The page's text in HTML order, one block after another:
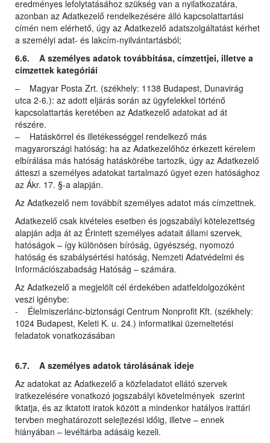
eredményes lefolytatásához szükség van a nyilatkozatára,
azonban az Adatkezelő rendelkezésére álló kapcsolattartási
címén nem elérhető, úgy az Adatkezelő adatszolgáltatást kérhet
a személyi adat- és lakcím-nyilvántartásból;
6.6. A személyes adatok továbbítása, címzettjei, illetve a
címzettek kategóriái
– Magyar Posta Zrt. (székhely: 1138 Budapest, Dunavirág
utca 2-6.): az adott eljárás során az ügyfelekkel történő
kapcsolattartás keretében az Adatkezelő adatokat ad át
részére.
– Hatáskörrel és illetékességgel rendelkező más
magyarországi hatóság: ha az Adatkezelőhöz érkezett kérelem
elbírálása más hatóság hatáskörébe tartozik, úgy az Adatkezelő
átteszi a személyes adatokat tartalmazó ügyet ezen hatósághoz
az Ákr. 17. §-a alapján.
Az Adatkezelő nem továbbít személyes adatot más címzettnek.
Adatkezelő csak kivételes esetben és jogszabályi kötelezettség
alapján adja át az Érintett személyes adatait állami szervek,
hatóságok – így különösen bíróság, ügyészség, nyomozó
hatóság és szabálysértési hatóság, Nemzeti Adatvédelmi és
Információszabadság Hatóság – számára.
Az Adatkezelő a megjelölt cél érdekében adatfeldolgozóként
veszi igénybe:
- Élelmiszerlánc-biztonsági Centrum Nonprofit Kft. (székhely:
1024 Budapest, Keleti K. u. 24.) informatikai üzemeltetési
feladatok vonatkozásában
6.7. A személyes adatok tárolásának ideje
Az adatokat az Adatkezelő a közfeladatot ellátó szervek
iratkezelésére vonatkozó jogszabályi követelmények szerint
iktatja, és az iktatott iratok között a mindenkor hatályos irattári
tervben meghatározott selejtezési időig, illetve – ennek
hiányában – levéltárba adásáig kezeli.